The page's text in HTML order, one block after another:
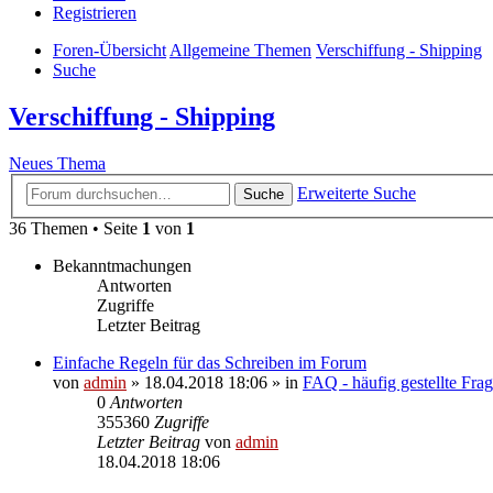
Registrieren
Foren-ÜbersichtAllgemeine Themen Verschiffung - Shipping
Suche
Verschiffung - Shipping
Neues Thema
Suche
Erweiterte Suche
36 Themen • Seite 1 von 1
Bekanntmachungen
Antworten
Zugriffe
Letzter Beitrag
Einfache Regeln für das Schreiben im Forum
von admin » 18.04.2018 18:06 » in FAQ - häufig gestellte
0 Antworten
355360 Zugriffe
Letzter Beitrag von admin
18.04.2018 18:06